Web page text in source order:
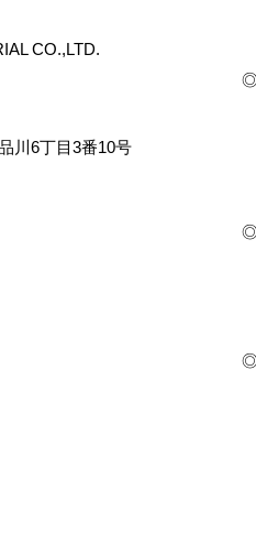
CO.,LTD.
川6丁目3番10号